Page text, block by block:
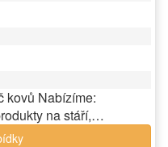
kovů Nabízíme:
na stáří,…